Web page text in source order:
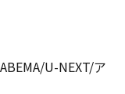
U-NEXT/ア